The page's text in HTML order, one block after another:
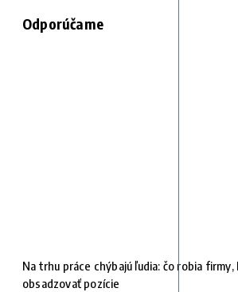
Odporúčame
Na trhu práce chýbajú ľudia: čo robia
obsadzovať pozície